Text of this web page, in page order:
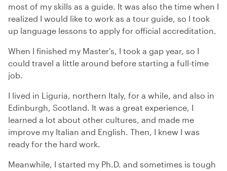
most of my skills as a guide. It was also the time when I
realized I would like to work as a tour guide, so I took
up language lessons to apply for official accreditation.
When I finished my Master's, I took a gap year, so I
could travel a little around before starting a full-time
job.
I lived in Liguria, northern Italy, for a while, and also in
Edinburgh, Scotland. It was a great experience, I
learned a lot about other cultures, and made me
improve my Italian and English. Then, I knew I was
ready for the hard work.
Meanwhile, I started my Ph.D. and sometimes is tough